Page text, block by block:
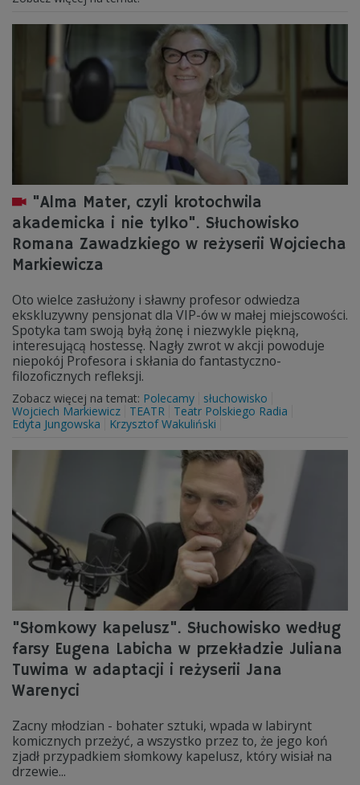
"Alma Mater, czyli krotochwila
akademicka i nie tylko". Słuchowisko
Romana Zawadzkiego w reżyserii Wojciecha
Markiewicza
Oto wielce zasłużony i sławny profesor odwiedza
ekskluzywny pensjonat dla VIP-ów w małej miejscowości.
Spotyka tam swoją byłą żonę i niezwykle piękną,
interesującą hostessę. Nagły zwrot w akcji powoduje
niepokój Profesora i skłania do fantastyczno-
filozoficznych refleksji.
Zobacz więcej na temat: Polecamy
słuchowisko
Wojciech Markiewicz
TEATR
Teatr Polskiego Radia
Edyta Jungowska
Krzysztof Wakuliński
"Słomkowy kapelusz". Słuchowisko według
farsy Eugena Labicha w przekładzie Juliana
Tuwima w adaptacji i reżyserii Jana
Warenyci
Zacny młodzian - bohater sztuki, wpada w labirynt
komicznych przeżyć, a wszystko przez to, że jego koń
zjadł przypadkiem słomkowy kapelusz, który wisiał na
drzewie...